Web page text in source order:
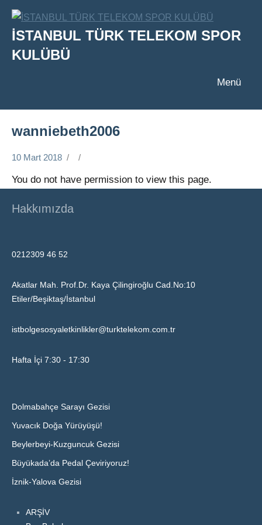
İçeriğe
İSTANBUL TÜRK TELEKOM SPOR
KULÜBÜ
Menü
wanniebeth2006
10 Mart 2018
You do not have permission to view this page.
Hakkımızda
0212309 46 52
Akatlar Mah. Prof.Dr. Kaya Çilingiroğlu Cad.No:10
Etiler/Beşiktaş/İstanbul
istbolgesosyaletkinlikler@turktelekom.com.tr
Hafta İçi 7:30 - 17:30
Dolmabahçe Sarayı Gezisi
Yuvacık Doğa Yürüyüşü!
Beylerbeyi-Kuzguncuk Gezisi
Büyükada’da Pedal Çeviriyoruz!
İznik-Yalova Gezisi
ARŞİV